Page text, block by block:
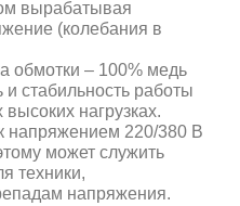
вырабатывая
(колебания в
обмотки – 100% медь
и стабильность работы
нагрузках.
напряжением 220/380 В
может служить
техники,
напряжения.